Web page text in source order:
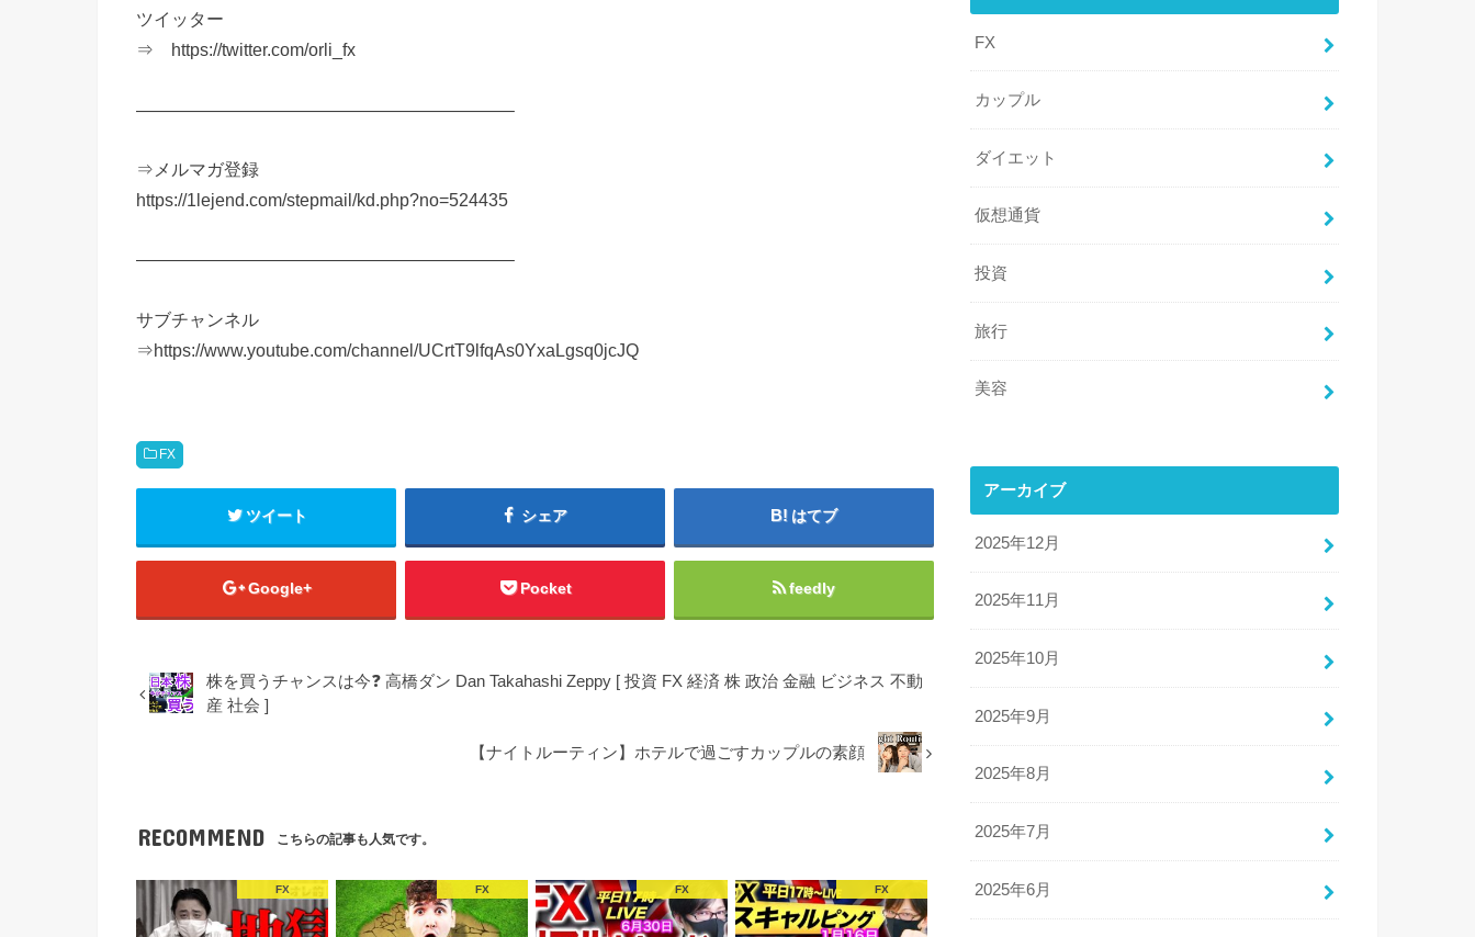
ツイッター
⇒ https://twitter.com/orli_fx
—————————————————————–
⇒メルマガ登録
https://1lejend.com/stepmail/kd.php?no=524435
—————————————————————–
サブチャンネル
⇒https://www.youtube.com/channel/UCrtT9lfqAs0YxaLgsq0jcJQ
FX
ツイート シェア はてブ
Google+ Pocket feedly
株を買うチャンスは今❓ 高橋ダン Dan Takahashi Zeppy [ 投資 FX 経済 株 政治 金融 ビジネス 不動
産 社会 ]
【ナイトルーティン】ホテルで過ごすカップルの素顔
RECOMMEND こちらの記事も人気です。
FX FX FX FX
FX
カップル
ダイエット
仮想通貨
投資
旅行
美容
アーカイブ
2025年12月
2025年11月
2025年10月
2025年9月
2025年8月
2025年7月
2025年6月